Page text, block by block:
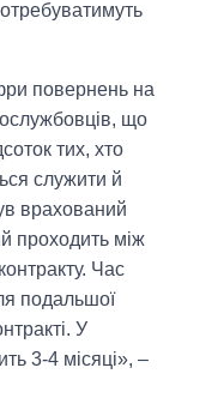
повернень на
що
тих, хто
служити й
врахований
проходить між
Час
подальшої
У
3-4 місяці», –